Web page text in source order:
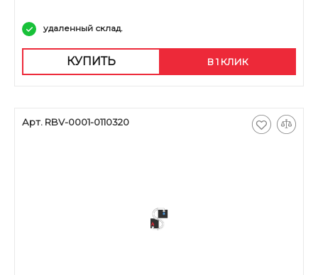
удаленный склад.
КУПИТЬ В 1 КЛИК
Арт. RBV-0001-0110320